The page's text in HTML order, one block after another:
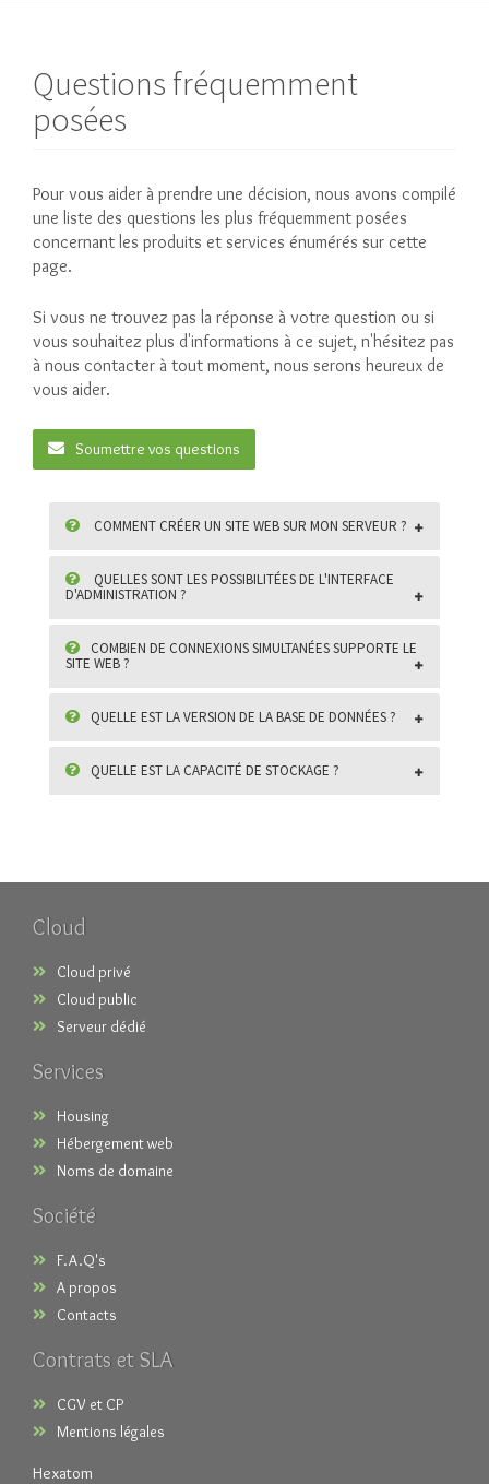
Questions fréquemment
posées
Pour vous aider à prendre une décision, nous avons compilé
une liste des questions les plus fréquemment posées
concernant les produits et services énumérés sur cette
page.
Si vous ne trouvez pas la réponse à votre question ou si
vous souhaitez plus d'informations à ce sujet, n'hésitez pas
à nous contacter à tout moment, nous serons heureux de
vous aider.
Soumettre vos questions
COMMENT CRÉER UN SITE WEB SUR MON SERVEUR ?
QUELLES SONT LES POSSIBILITÉES DE L'INTERFACE
D'ADMINISTRATION ?
COMBIEN DE CONNEXIONS SIMULTANÉES SUPPORTE LE
SITE WEB ?
QUELLE EST LA VERSION DE LA BASE DE DONNÉES ?
QUELLE EST LA CAPACITÉ DE STOCKAGE ?
Cloud
Cloud privé
Cloud public
Serveur dédié
Services
Housing
Hébergement web
Noms de domaine
Société
F.A.Q's
A propos
Contacts
Contrats et SLA
CGV et CP
Mentions légales
Hexatom